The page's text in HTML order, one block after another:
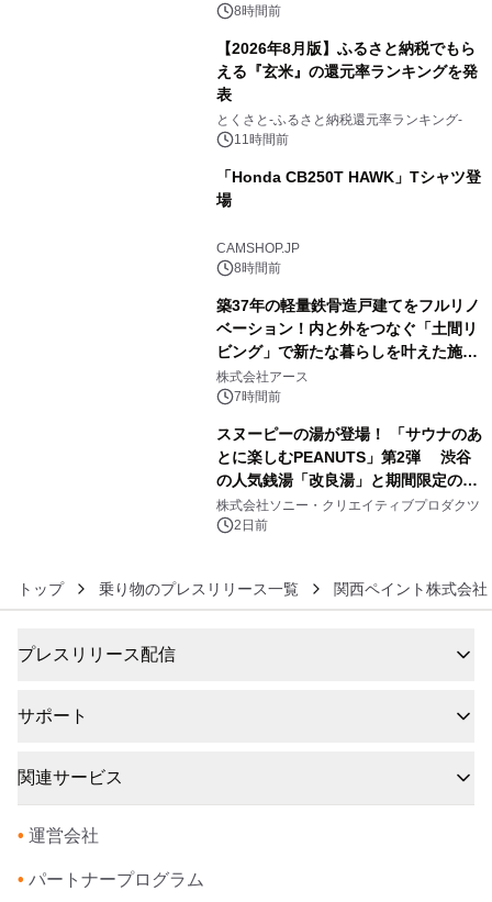
スの2施設で
8時間前
【2026年8月版】ふるさと納税でもら
える『玄米』の還元率ランキングを発
表
とくさと-ふるさと納税還元率ランキング-
11時間前
「Honda CB250T HAWK」Tシャツ登
場
CAMSHOP.JP
8時間前
築37年の軽量鉄骨造戸建てをフルリノ
ベーション！内と外をつなぐ「土間リ
ビング」で新たな暮らしを叶えた施工
事例を株式会社アースが公開
株式会社アース
7時間前
スヌーピーの湯が登場！ 「サウナのあ
とに楽しむPEANUTS」第2弾 渋谷
の人気銭湯「改良湯」と期間限定のコ
ラボレーション サウナイキタイコラ
ボグッズも発売決定！
株式会社ソニー・クリエイティブプロダクツ
2日前
トップ 乗り物のプレスリリース一覧 関西ペイント株式会社
プレスリリース配信
サポート
関連サービス
• 運営会社
• パートナープログラム